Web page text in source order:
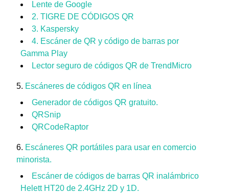
Lente de Google
2. TIGRE DE CÓDIGOS QR
3. Kaspersky
4. Escáner de QR y código de barras por
Gamma Play
Lector seguro de códigos QR de TrendMicro
Escáneres de códigos QR en línea
Generador de códigos QR gratuito.
QRSnip
QRCodeRaptor
Escáneres QR portátiles para usar en comercio
minorista.
Escáner de códigos de barras QR inalámbrico
Helett HT20 de 2.4GHz 2D y 1D.